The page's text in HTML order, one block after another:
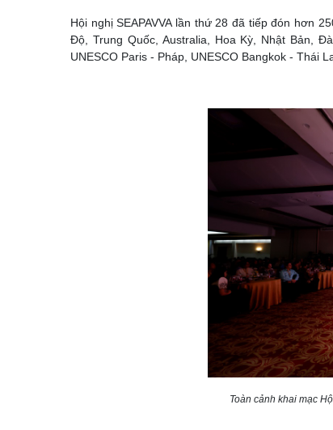
Hội nghị SEAPAVVA lần thứ 28 đã tiếp đón hơn
Độ, Trung Quốc, Australia, Hoa Kỳ, Nhật Bản,
UNESCO Paris - Pháp, UNESCO Bangkok - Thái
Toàn cảnh khai mạc